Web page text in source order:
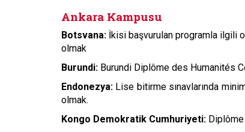
Ankara Kampusu
Botsvana: İkisi başvurulan programla ilgili
olmak
Burundi: Burundi Diplôme des Humanités
Endonezya: Lise bitirme sınavlarında
olmak.
Kongo Demokratik Cumhuriyeti: Diplôme